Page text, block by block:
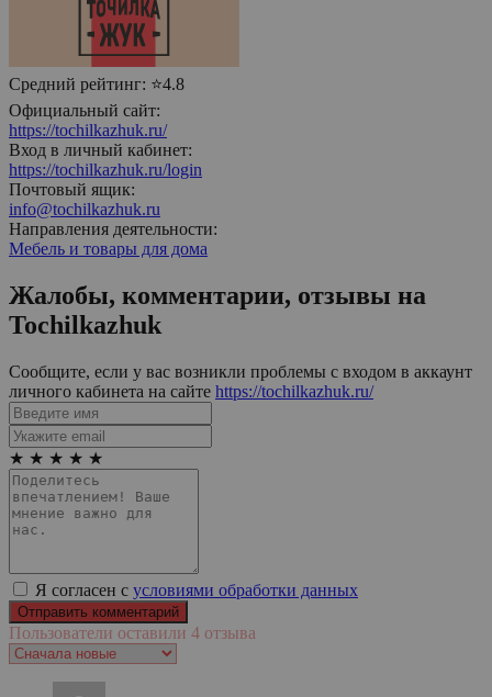
Средний рейтинг: ⭐4.8
Официальный сайт:
https://tochilkazhuk.ru/
Вход в личный кабинет:
https://tochilkazhuk.ru/login
Почтовый ящик:
info@tochilkazhuk.ru
Направления деятельности:
Мебель и товары для дома
Жалобы, комментарии, отзывы на
Tochilkazhuk
Сообщите, если у вас возникли проблемы с входом в аккаунт
личного кабинета на сайте https://tochilkazhuk.ru/
★ ★ ★ ★ ★
Я согласен с условиями обработки данных
Пользователи оставили 4 отзыва